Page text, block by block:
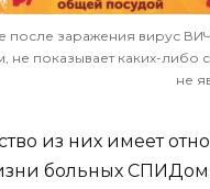
после заражения вирус
не показывает каких-либо
не
из них имеет
больных СПИДом